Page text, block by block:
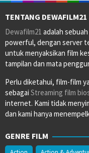
TENTANG DEWAFILM21
Dewafilm21 adalah
powerful, dengan server
untuk menyaksikan film
tampilan dan mata
Perlu diketahui, film-film
sebagai Streaming film
internet. Kami tidak
dan kami hanya
GENRE FILM